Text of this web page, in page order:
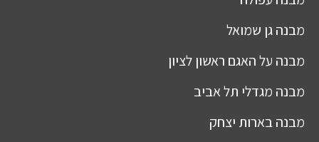
מבנהגן שמואל
מבנה על האגם ראשון לציון
מבנה מגדלי תל אביב
מבנהבארות יצחק